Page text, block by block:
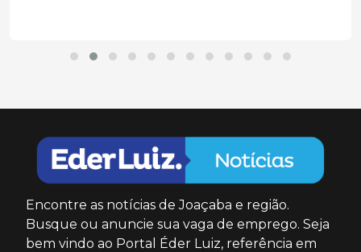
Encontre as notícias de Joaçaba e região.
Busque ou anuncie sua vaga de emprego. Seja
bem vindo ao Portal Éder Luiz, referência em